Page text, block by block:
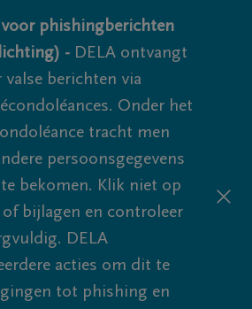
phishingberichten
- DELA ontvangt
berichten via
Onder het
tracht men
persoonsgegevens
bekomen. Klik niet op
bijlagen en controleer
DELA
acties om dit te
tot phishing en